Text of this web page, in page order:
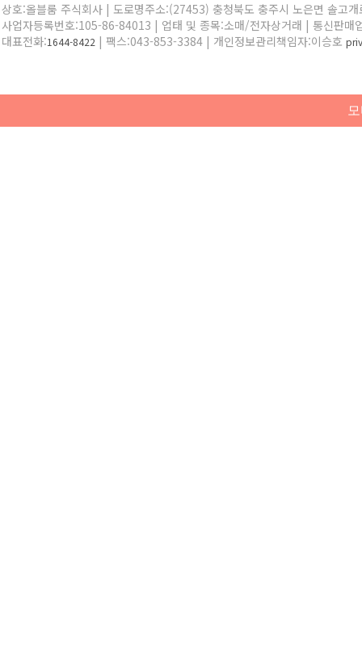
상호:올블룸 주식회사 | 도로명주소:(27453) 충청북도 충주시 노은면 솔고
사업자등록번호:105-86-84013 | 업태 및 종목:소매/전자상거래 | 통신판매
대표전화:1644-8422 | 팩스:043-853-3384 | 개인정보관리책임자:이승호